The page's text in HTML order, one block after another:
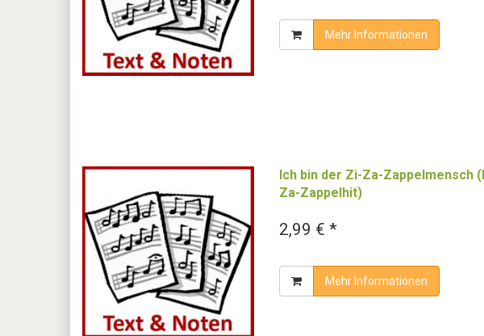
Mehr Informationen
Ich bin der Zi-Za-Zappelmensch
Za-Zappelhit)
2,99 € *
Mehr Informationen